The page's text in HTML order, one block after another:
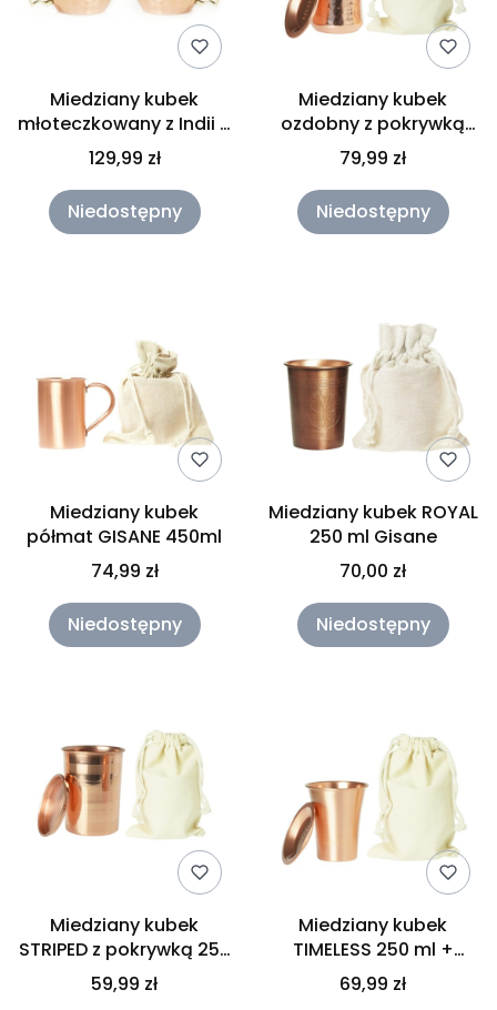
Miedziany kubek
młoteczkowany z Indii 2
szt. 500 ml Gisane
129,99 zł
Niedostępny
Miedziany kubek
ozdobny z pokrywką
300 ml Gisane
79,99 zł
Niedostępny
Miedziany kubek
półmat GISANE 450ml
74,99 zł
Niedostępny
Miedziany kubek ROYAL
250 ml Gisane
70,00 zł
Niedostępny
Miedziany kubek
STRIPED z pokrywką 250
ml Orient
59,99 zł
Miedziany kubek
TIMELESS 250 ml +
pokrywka Gisane
69,99 zł